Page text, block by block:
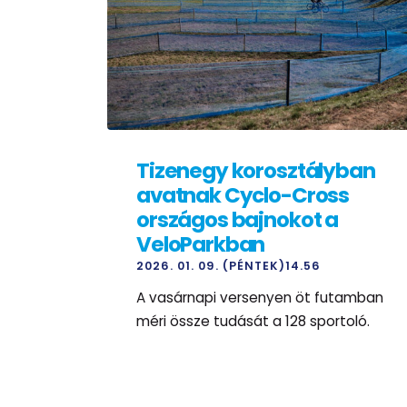
Tizenegy korosztályban
avatnak Cyclo-Cross
országos bajnokot a
VeloParkban
2026. 01. 09. (PÉNTEK)14.56
A vasárnapi versenyen öt futamban
méri össze tudását a 128 sportoló.